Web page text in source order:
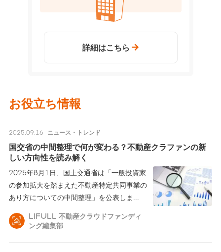
詳細はこちら
お役立ち情報
2025.09.16 ニュース・トレンド
国交省の中間整理で何が変わる？不動産クラファンの新
しい方向性を読み解く
2025年8月1日、国土交通省は「一般投資家
の参加拡大を踏まえた不動産特定共同事業の
あり方についての中間整理」を公表しま
LIFULL 不動産クラウドファンディ
ング編集部